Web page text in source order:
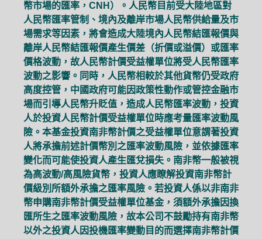
幣市場的匯率，CNH）。人民幣目前受大陸地區對
人民幣匯率管制、境內及離岸市場人民幣供給量及市
場需求等因素，將會造成大陸境內人民幣結匯報價與
離岸人民幣結匯報價產生價差（折價或溢價）或匯率
價格波動，故人民幣計價受益權單位將受人民幣匯率
波動之影響。同時，人民幣相較於其他貨幣仍受政府
高度控管，中國政府可能因政策性動作或管控金融市
場而引導人民幣升貶值，造成人民幣匯率波動，投資
人於投資人民幣計價受益權單位時應考量匯率波動風
險。本基金投資南非幣計價之受益權單位意謂著投資
人將承擔前述計價幣別之匯率波動風險，並依據匯率
變化而可能使投資人產生匯兌損失。南非幣一般被視
為高波動/高風險貨幣，投資人應瞭解投資南非幣計
價級別所額外承擔之匯率風險。若投資人係以非南非
幣申購南非幣計價受益權單位基金，須額外承擔因換
匯所生之匯率波動風險，故本公司不鼓勵持有南非幣
以外之投資人因投機匯率變動目的而選擇南非幣計價